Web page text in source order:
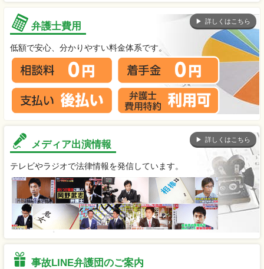
弁護士費用 詳しくはこちら
低額で安心、分かりやすい料金体系です。
メディア出演情報 詳しくはこちら
テレビやラジオで法律情報を発信しています。
事故LINE弁護団のご案内